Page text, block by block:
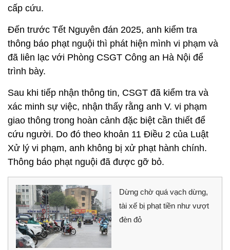
cấp cứu.
Đến trước Tết Nguyên đán 2025, anh kiểm tra
thông báo phạt nguội thì phát hiện mình vi phạm và
đã liên lạc với Phòng CSGT Công an Hà Nội để
trình bày.
Sau khi tiếp nhận thông tin, CSGT đã kiểm tra và
xác minh sự việc, nhận thấy rằng anh V. vi phạm
giao thông trong hoàn cảnh đặc biệt cần thiết để
cứu người. Do đó theo khoản 11 Điều 2 của Luật
Xử lý vi phạm, anh không bị xử phạt hành chính.
Thông báo phạt nguội đã được gỡ bỏ.
Dừng chờ quá vạch dừng,
tài xế bị phạt tiền như vượt
đèn đỏ